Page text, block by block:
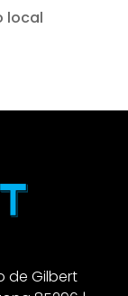
local
de Gilbert